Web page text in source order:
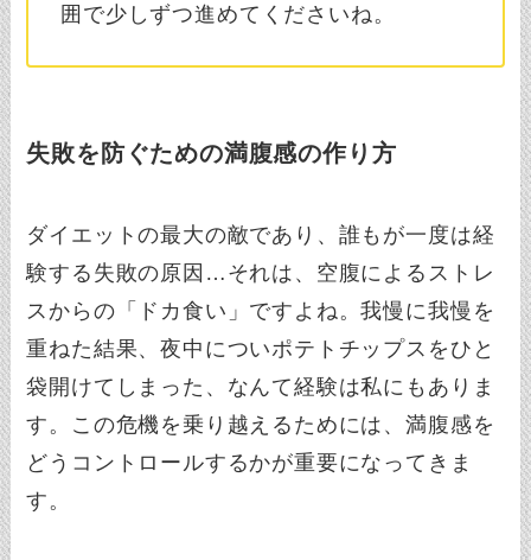
囲で少しずつ進めてくださいね。
失敗を防ぐための満腹感の作り方
ダイエットの最大の敵であり、誰もが一度は経
験する失敗の原因…それは、空腹によるストレ
スからの「ドカ食い」ですよね。我慢に我慢を
重ねた結果、夜中についポテトチップスをひと
袋開けてしまった、なんて経験は私にもありま
す。この危機を乗り越えるためには、満腹感を
どうコントロールするかが重要になってきま
す。